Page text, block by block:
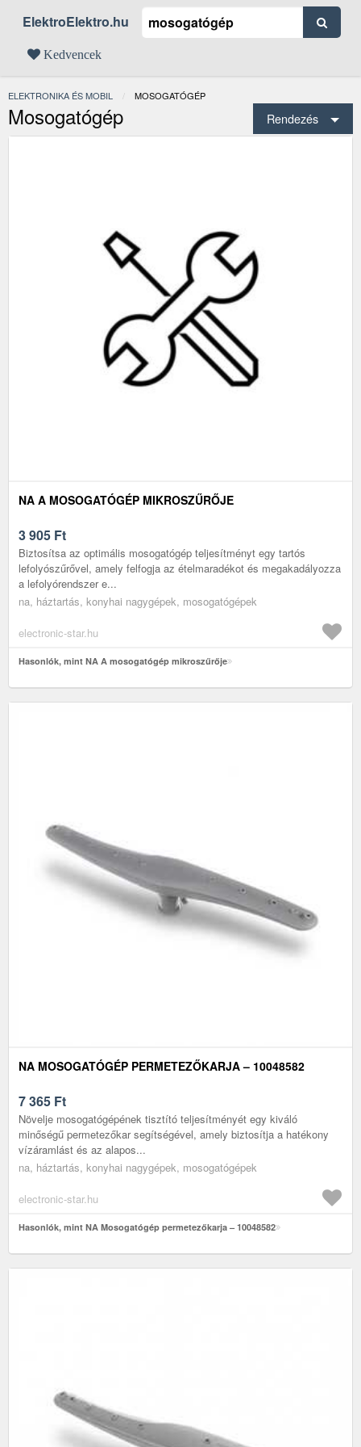
ElektroElektro.hu
Kedvencek
ELEKTRONIKA ÉS MOBIL JELENLEGI:
MOSOGATÓGÉP
Mosogatógép Rendezés
NA A MOSOGATÓGÉP MIKROSZŰRŐJE
3 905 Ft
Biztosítsa az optimális mosogatógép teljesítményt egy tartós
lefolyószűrővel, amely felfogja az ételmaradékot és megakadályozza
a lefolyórendszer e...
na, háztartás, konyhai nagygépek, mosogatógépek
electronic-star.hu
Hasonlók, mint NA A mosogatógép mikroszűrője
NA MOSOGATÓGÉP PERMETEZŐKARJA – 10048582
7 365 Ft
Növelje mosogatógépének tisztító teljesítményét egy kiváló
minőségű permetezőkar segítségével, amely biztosítja a hatékony
vízáramlást és az alapos...
na, háztartás, konyhai nagygépek, mosogatógépek
electronic-star.hu
Hasonlók, mint NA Mosogatógép permetezőkarja – 10048582